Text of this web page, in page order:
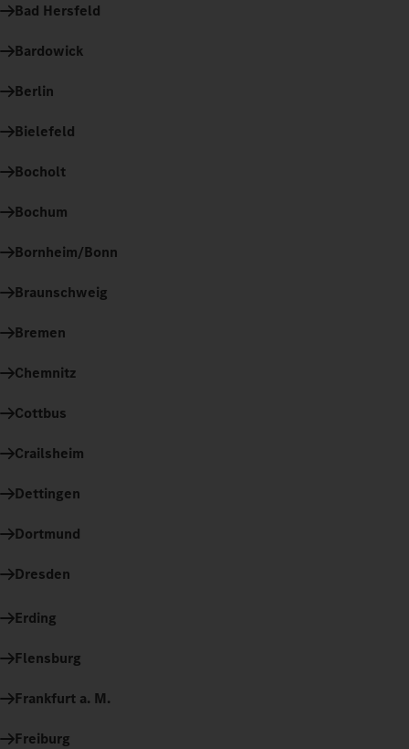
Bad Hersfeld
Bardowick
Berlin
Bielefeld
Bocholt
Bochum
Bornheim/Bonn
Braunschweig
Bremen
Chemnitz
Cottbus
Crailsheim
Dettingen
Dortmund
Dresden
Erding
Flensburg
Frankfurt a. M.
Freiburg